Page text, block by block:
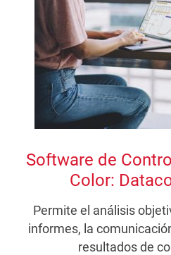
Software de
Color:
Permite el análisis
informes, la
resultados de